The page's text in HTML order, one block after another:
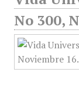
No 300,